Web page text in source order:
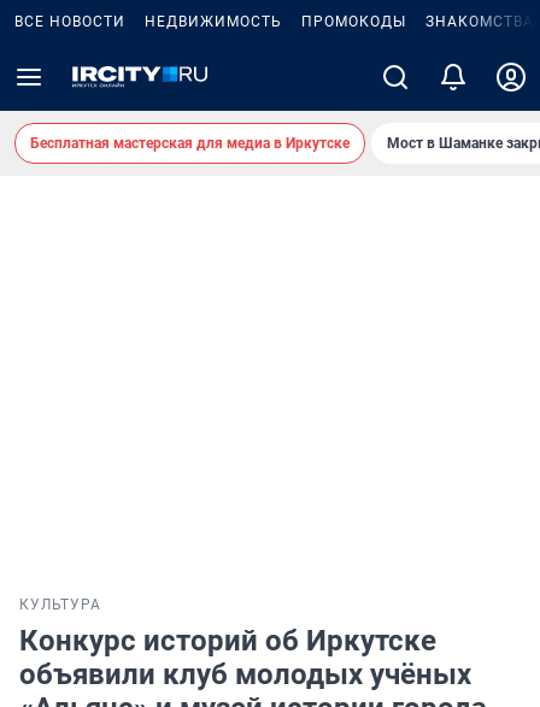
ВСЕ НОВОСТИ НЕДВИЖИМОСТЬ ПРОМОКОДЫ ЗНАКОМСТВА
Бесплатная мастерская для медиа в Иркутске Мост в Шаманке
КУЛЬТУРА
Конкурс историй об Иркутске
объявили клуб молодых учёных